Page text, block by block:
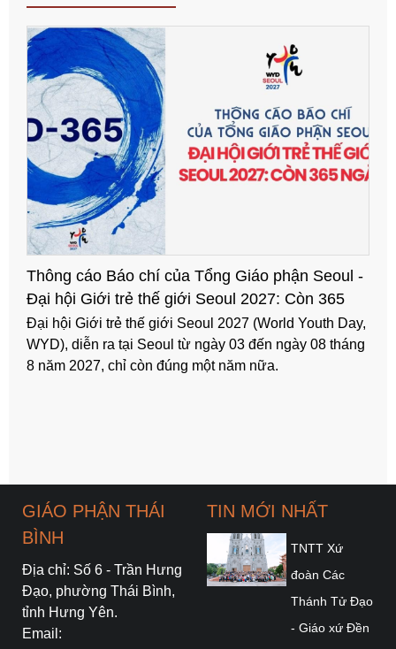
Thông cáo Báo chí của Tổng Giáo phận Seoul -
Đại hội Giới trẻ thế giới Seoul 2027: Còn 365
ngày
Đại hội Giới trẻ thế giới Seoul 2027 (World Youth Day,
WYD), diễn ra tại Seoul từ ngày 03 đến ngày 08 tháng
8 năm 2027, chỉ còn đúng một năm nữa.
GIÁO PHẬN THÁI
BÌNH
Địa chỉ: Số 6 - Trần Hưng
Đạo, phường Thái Bình,
tỉnh Hưng Yên.
Email:
TIN MỚI NHẤT
TNTT Xứ
đoàn Các
Thánh Tử Đạo
- Giáo xứ Đền